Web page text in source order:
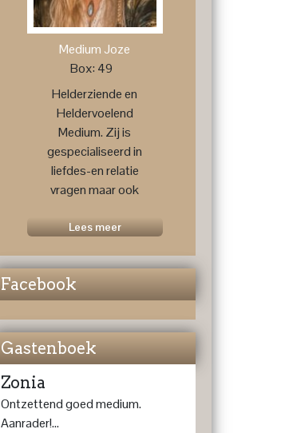
Medium Joze
Box: 49
Helderziende en
Heldervoelend
Medium. Zij is
gespecialiseerd in
liefdes-en relatie
vragen maar ook
toekomstprognose
Lees meer
Facebook
Gastenboek
Zonia
Ontzettend goed medium.
Aanrader!...